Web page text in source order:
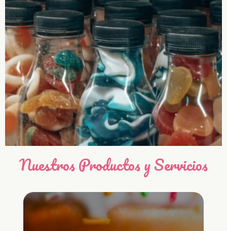
Nuestros Productos y Servicios